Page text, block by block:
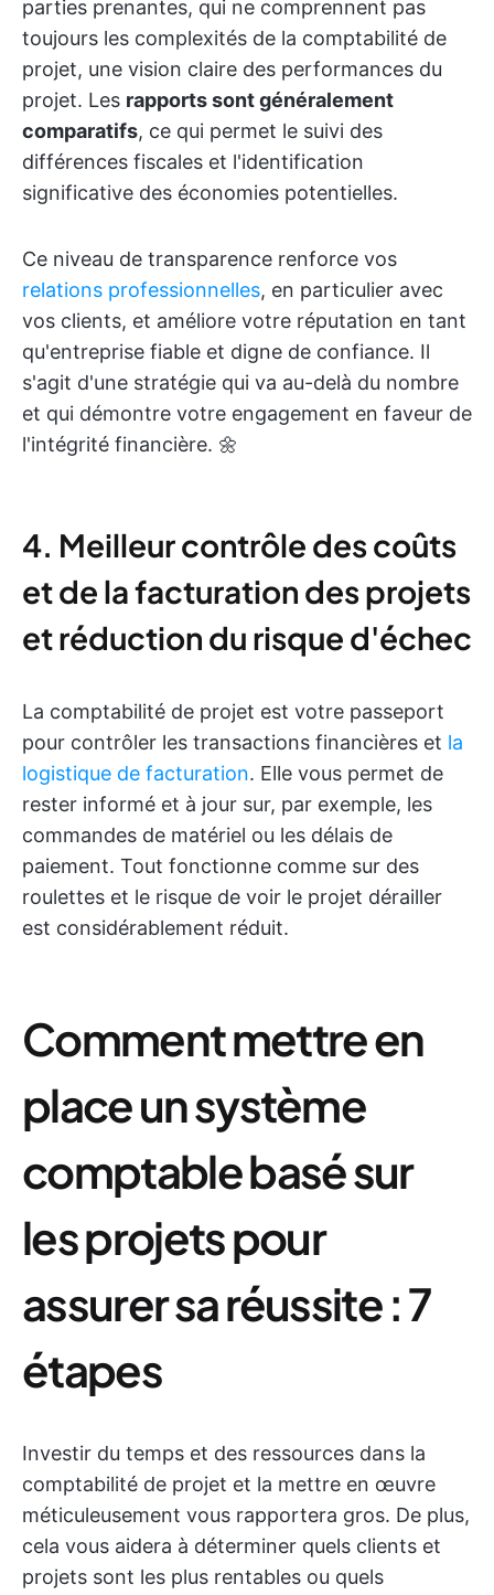
parties prenantes, qui ne comprennent pas
toujours les complexités de la comptabilité de
projet, une vision claire des performances du
projet. Les rapports sont généralement
comparatifs, ce qui permet le suivi des
différences fiscales et l'identification
significative des économies potentielles.
Ce niveau de transparence renforce vos
relations professionnelles, en particulier avec
vos clients, et améliore votre réputation en tant
qu'entreprise fiable et digne de confiance. Il
s'agit d'une stratégie qui va au-delà du nombre
et qui démontre votre engagement en faveur de
l'intégrité financière. 🌼
4. Meilleur contrôle des coûts
et de la facturation des projets
et réduction du risque d'échec
La comptabilité de projet est votre passeport
pour contrôler les transactions financières et la
logistique de facturation. Elle vous permet de
rester informé et à jour sur, par exemple, les
commandes de matériel ou les délais de
paiement. Tout fonctionne comme sur des
roulettes et le risque de voir le projet dérailler
est considérablement réduit.
Comment mettre en
place un système
comptable basé sur
les projets pour
assurer sa réussite : 7
étapes
Investir du temps et des ressources dans la
comptabilité de projet et la mettre en œuvre
méticuleusement vous rapportera gros. De plus,
cela vous aidera à déterminer quels clients et
projets sont les plus rentables ou quels